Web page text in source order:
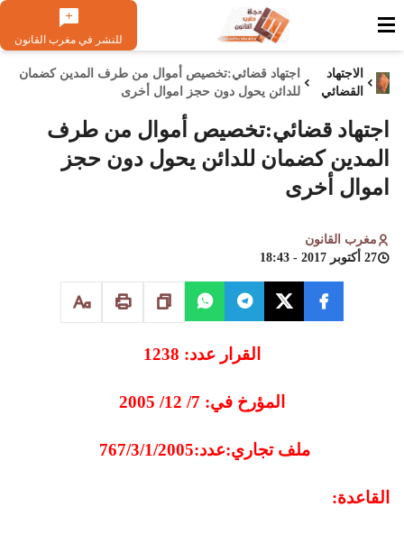
للنشر في مغرب القانون
الاجتهاد
القضائي
اجتهاد قضائي:تخصيص أموال من طرف المدين كضمان
للدائن يحول دون حجز اموال أخرى
اجتهاد قضائي:تخصيص أموال من طرف
المدين كضمان للدائن يحول دون حجز
اموال أخرى
مغرب القانون
27 أكتوبر 2017 - 18:43
القرار عدد: 1238
المؤرخ في: 7/ 12/ 2005
ملف تجاري:عدد:767/3/1/2005
القاعدة: